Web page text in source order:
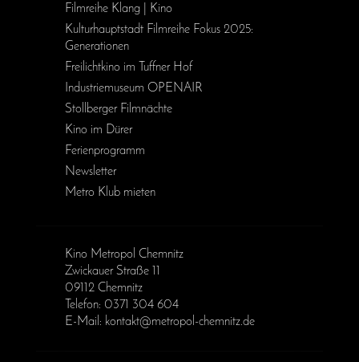
Filmreihe Klang | Kino
Kulturhauptstadt Filmreihe Fokus 2025:
Generationen
Freilichtkino im Tuffner Hof
Industriemuseum OPENAIR
Stollberger Filmnächte
Kino im Dürer
Ferienprogramm
Newsletter
Metro Klub mieten
Kino Metropol Chemnitz
Zwickauer Straße 11
09112 Chemnitz
Telefon: 0371 304 604
E-Mail: kontakt@metropol-chemnitz.de